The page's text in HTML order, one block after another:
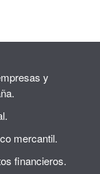
y
mercantil.
financieros.